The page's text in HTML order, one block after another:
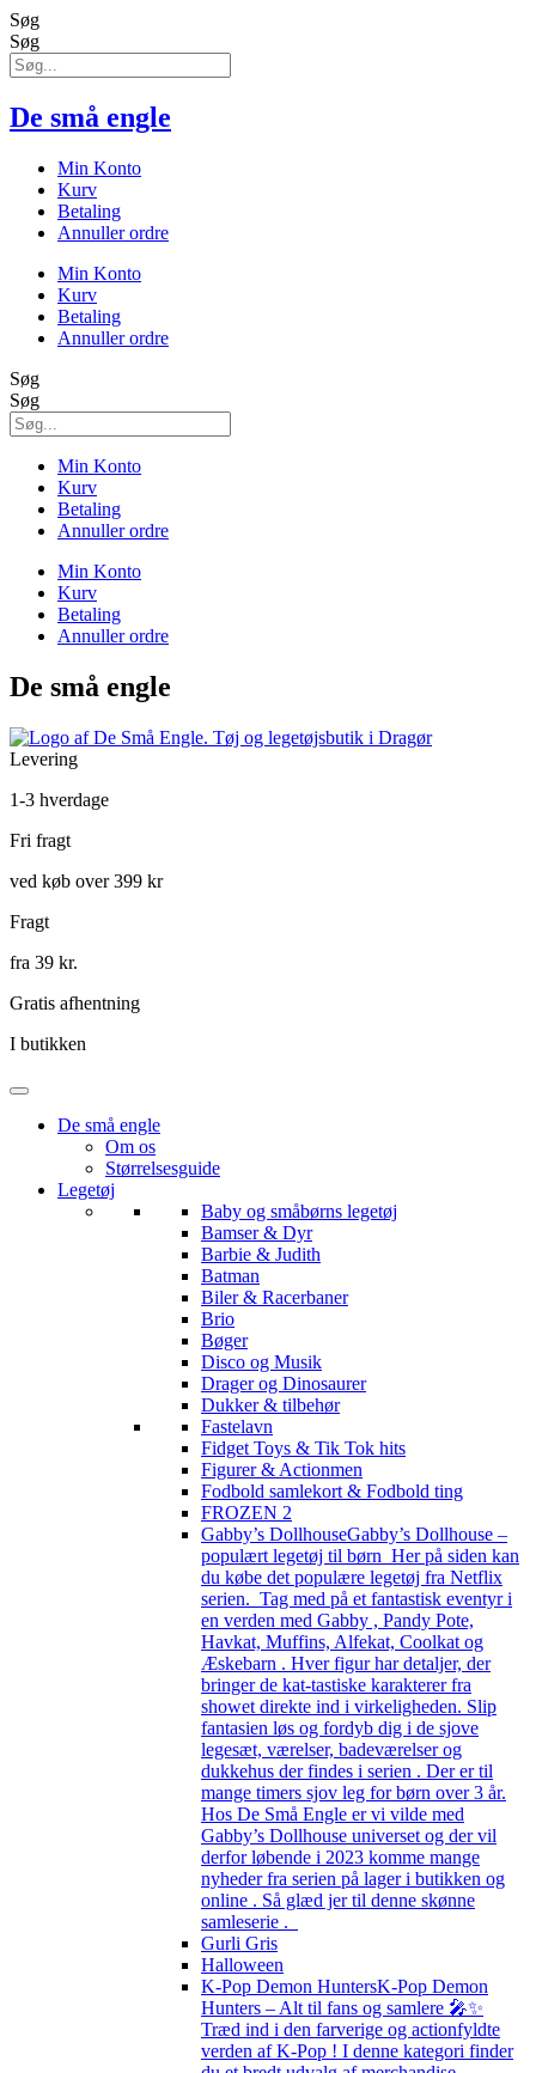
Søg
Søg
De små engle
Min Konto
Kurv
Betaling
Annuller ordre
Min Konto
Kurv
Betaling
Annuller ordre
Søg
Søg
Min Konto
Kurv
Betaling
Annuller ordre
Min Konto
Kurv
Betaling
Annuller ordre
De små engle
Levering
1-3 hverdage
Fri fragt
ved køb over 399 kr
Fragt
fra 39 kr.
Gratis afhentning
I butikken
De små engle
Om os
Størrelsesguide
Legetøj
Baby og småbørns legetøj
Bamser & Dyr
Barbie & Judith
Batman
Biler & Racerbaner
Brio
Bøger
Disco og Musik
Drager og Dinosaurer
Dukker & tilbehør
Fastelavn
Fidget Toys & Tik Tok hits
Figurer & Actionmen
Fodbold samlekort & Fodbold ting
FROZEN 2
Gabby’s DollhouseGabby’s Dollhouse –
populært legetøj til børn Her på siden kan
du købe det populære legetøj fra Netflix
serien. Tag med på et fantastisk eventyr i
en verden med Gabby , Pandy Pote,
Havkat, Muffins, Alfekat, Coolkat og
Æskebarn . Hver figur har detaljer, der
bringer de kat-tastiske karakterer fra
showet direkte ind i virkeligheden. Slip
fantasien løs og fordyb dig i de sjove
legesæt, værelser, badeværelser og
dukkehus der findes i serien . Der er til
mange timers sjov leg for børn over 3 år.
Hos De Små Engle er vi vilde med
Gabby’s Dollhouse universet og der vil
derfor løbende i 2023 komme mange
nyheder fra serien på lager i butikken og
online . Så glæd jer til denne skønne
samleserie .
Gurli Gris
Halloween
K-Pop Demon HuntersK-Pop Demon
Hunters – Alt til fans og samlere 🎤✨
Træd ind i den farverige og actionfyldte
verden af K-Pop ! I denne kategori finder